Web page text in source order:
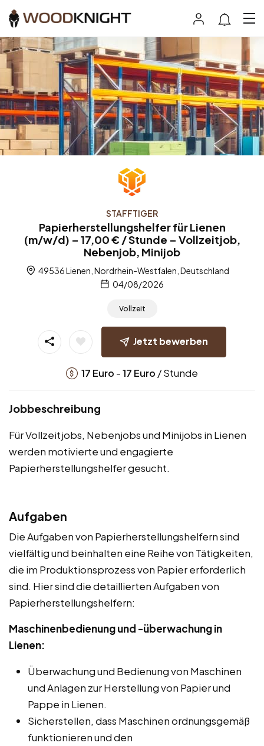
STAFFTIGER
Papierherstellungshelfer für Lienen
(m/w/d) – 17,00 € / Stunde – Vollzeitjob,
Nebenjob, Minijob
49536 Lienen, Nordrhein-Westfalen, Deutschland
04/08/2026
Vollzeit
Jetzt bewerben
17 Euro -17 Euro / Stunde
Jobbeschreibung
Für Vollzeitjobs, Nebenjobs und Minijobs in Lienen
werden motivierte und engagierte
Papierherstellungshelfer gesucht.
Aufgaben
Die Aufgaben von Papierherstellungshelfern sind
vielfältig und beinhalten eine Reihe von Tätigkeiten,
die im Produktionsprozess von Papier erforderlich
sind. Hier sind die detaillierten Aufgaben von
Papierherstellungshelfern:
Maschinenbedienung und -überwachung in
Lienen:
Überwachung und Bedienung von Maschinen
und Anlagen zur Herstellung von Papier und
Pappe in Lienen.
Sicherstellen, dass Maschinen ordnungsgemäß
funktionieren und den